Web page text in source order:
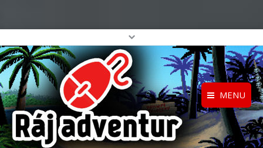
MENU
Registrace Home